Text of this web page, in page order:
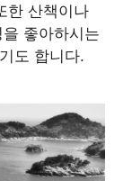
한 산책이나
좋아하시는
도 합니다.